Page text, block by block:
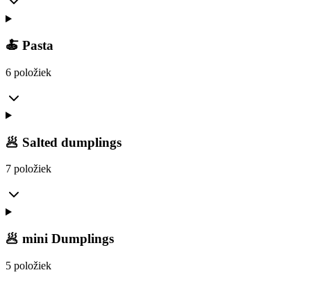
🍝 Pasta
6 položiek
🥟 Salted dumplings
7 položiek
🥟 mini Dumplings
5 položiek